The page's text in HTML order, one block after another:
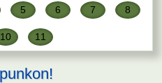
5 6 7 8
10 11